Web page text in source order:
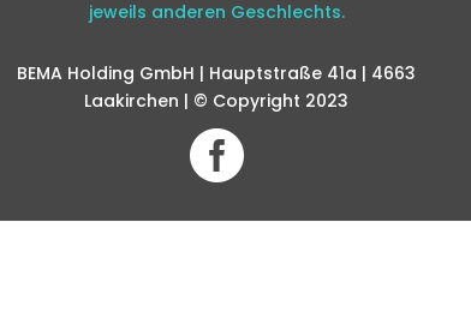
jeweils anderen Geschlechts.
BEMA Holding GmbH | Hauptstraße 41a | 4663
Laakirchen | © Copyright 2023
